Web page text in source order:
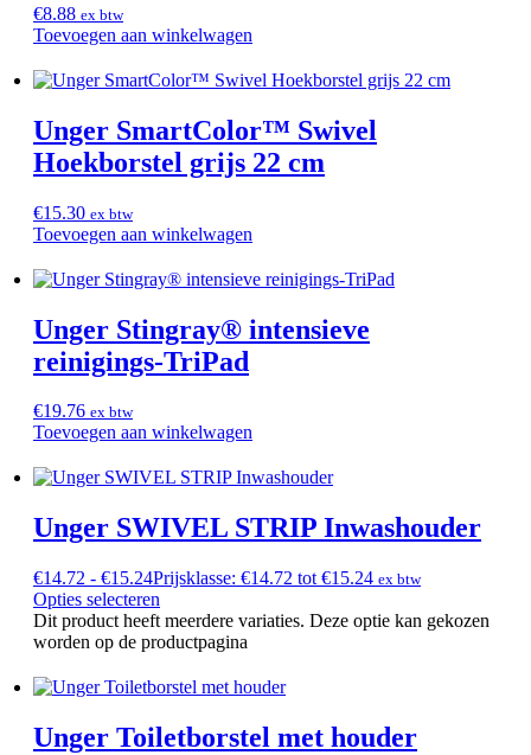
€8.88 ex btw
Toevoegen aan winkelwagen
Unger SmartColor™ Swivel
Hoekborstel grijs 22 cm
€15.30 ex btw
Toevoegen aan winkelwagen
Unger Stingray® intensieve
reinigings-TriPad
€19.76 ex btw
Toevoegen aan winkelwagen
Unger SWIVEL STRIP Inwashouder
€14.72 - €15.24Prijsklasse: €14.72 tot €15.24 ex btw
Opties selecteren
Dit product heeft meerdere variaties. Deze optie kan gekozen
worden op de productpagina
Unger Toiletborstel met houder